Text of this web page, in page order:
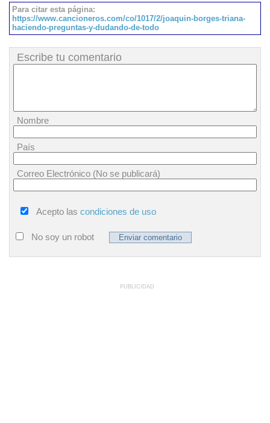
Para citar esta página:
https://www.cancioneros.com/co/1017/2/joaquin-borges-triana-
haciendo-preguntas-y-dudando-de-todo
Escribe tu comentario
Nombre
País
Correo Electrónico (No se publicará)
Acepto las condiciones de uso
No soy un robot
PUBLICIDAD